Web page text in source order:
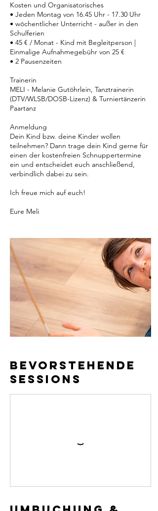
Kosten und Organisatorisches
• Jeden Montag von 16.45 Uhr - 17.30 Uhr
• wöchentlicher Unterricht - außer in den
Schulferien
• 45 € / Monat - Kind mit Begleitperson |
Einmalige Aufnahmegebühr von 25 €
• 2 Pausenzeiten
Trainerin
MELI - Melanie Gutöhrlein, Tanztrainerin
(DTV/WLSB/DOSB-Lizenz) & Turniertänzerin
Paartanz
Anmeldung
Dein Kind bzw. deine Kinder wollen
teilnehmen? Dann trage dein Kind gerne für
einen der kostenfreien Schnuppertermine
ein und entscheidet euch anschließend,
verbindlich dabei zu sein.
Ich freue mich auf euch!
Eure Meli
Bevorstehende
Sessions